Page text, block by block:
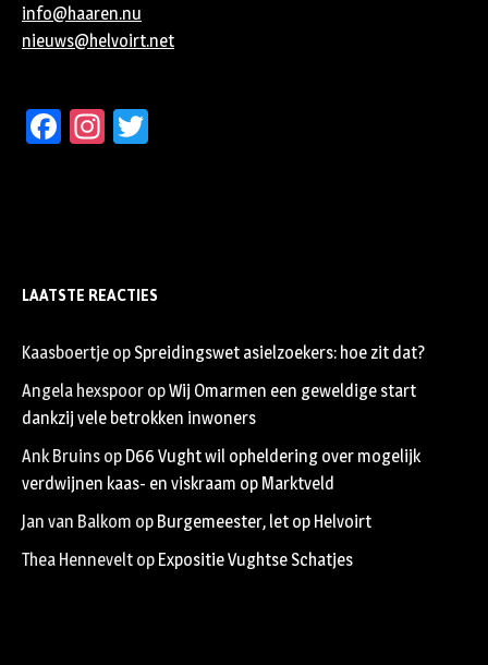
info@haaren.nu
nieuws@helvoirt.net
Facebook
Instagram
LAATSTE REACTIES
Kaasboertje op Spreidingswet asielzoekers: hoe zit dat?
Angela hexspoor opWij Omarmen een geweldige start
dankzij vele betrokken inwoners
Ank Bruins op D66 Vught wil opheldering over mogelijk
verdwijnen kaas- en viskraam op Marktveld
Jan van Balkom op Burgemeester, let op Helvoirt
Thea Hennevelt op Expositie Vughtse Schatjes